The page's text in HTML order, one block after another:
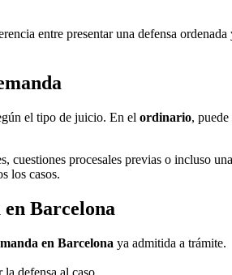
entre presentar una defensa
el tipo de juicio. En el ordinario,
cuestiones procesales previas o incluso
los casos.
Barcelona
en Barcelona ya admitida a trámite.
la defensa al caso.